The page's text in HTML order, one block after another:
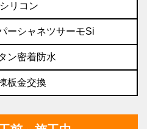
リコン
ーシャネツサーモSi
ン密着防水
板金交換